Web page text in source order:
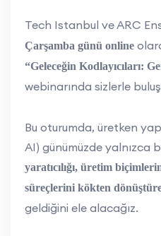
Tech Istanbul ve ARC
Çarşamba günü online
“Geleceğin Kodlayıcıları:
webinarında sizlerle
Bu oturumda, üretken
AI) günümüzde yalnızca
yaratıcılığı, üretim
süreçlerini kökten
geldiğini ele alacağız.